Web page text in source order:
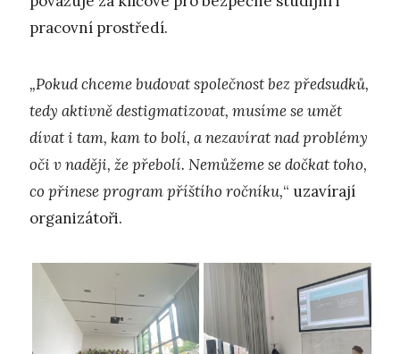
pracovní prostředí.
„Pokud chceme budovat společnost bez předsudků,
tedy aktivně destigmatizovat, musíme se umět
dívat i tam, kam to bolí, a nezavírat nad problémy
oči v naději, že přebolí. Nemůžeme se dočkat toho,
co přinese program příštího ročníku,“ uzavírají
organizátoři.